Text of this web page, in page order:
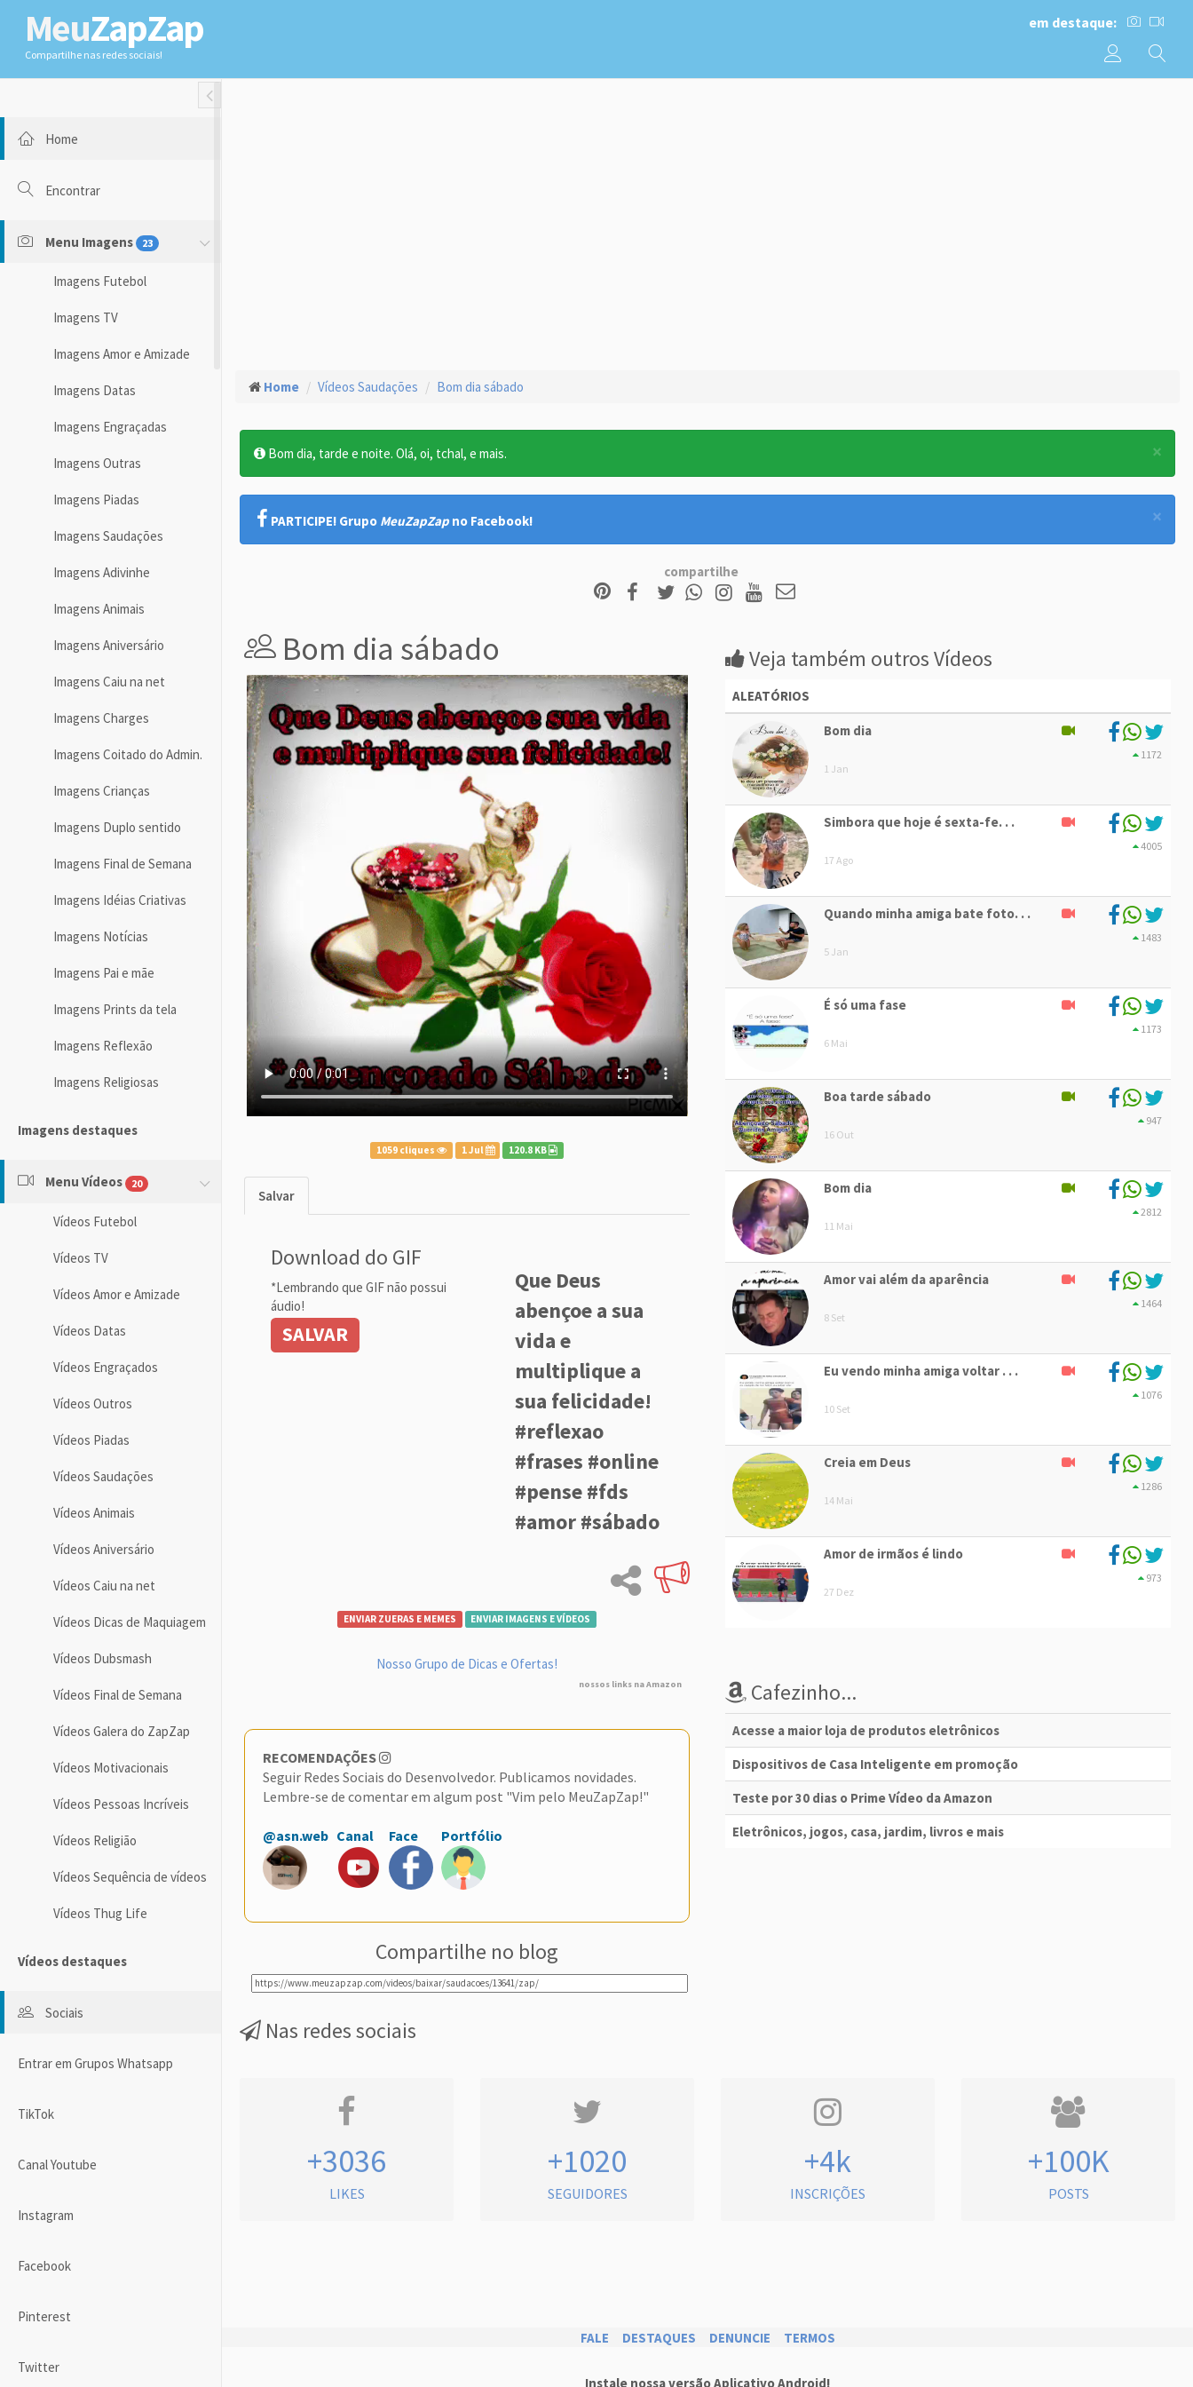
MeuZapZap
Compartilhe nas redes sociais!
em destaque:
Toggle Fullwidth
Home
Encontrar
Menu Imagens 23
Imagens Futebol
Imagens TV
Imagens Amor e Amizade
Imagens Datas
Imagens Engraçadas
Imagens Outras
Imagens Piadas
Imagens Saudações
Imagens Adivinhe
Imagens Animais
Imagens Aniversário
Imagens Caiu na net
Imagens Charges
Imagens Coitado do Admin.
Imagens Crianças
Imagens Duplo sentido
Imagens Final de Semana
Imagens Idéias Criativas
Imagens Notícias
Imagens Pai e mãe
Imagens Prints da tela
Imagens Reflexão
Imagens Religiosas
Imagens destaques
Menu Vídeos 20
Vídeos Futebol
Vídeos TV
Vídeos Amor e Amizade
Vídeos Datas
Vídeos Engraçados
Vídeos Outros
Vídeos Piadas
Vídeos Saudações
Vídeos Animais
Vídeos Aniversário
Vídeos Caiu na net
Vídeos Dicas de Maquiagem
Vídeos Dubsmash
Vídeos Final de Semana
Vídeos Galera do ZapZap
Vídeos Motivacionais
Vídeos Pessoas Incríveis
Vídeos Religião
Vídeos Sequência de vídeos
Vídeos Thug Life
Vídeos destaques
Sociais
Entrar em Grupos Whatsapp
TikTok
Canal Youtube
Instagram
Facebook
Pinterest
Twitter
Home Vídeos Saudações Bom dia sábado
×
Bom dia, tarde e noite. Olá, oi, tchal, e mais.
×
PARTICIPE! Grupo MeuZapZap no Facebook!
compartilhe
Bom dia sábado
1059 cliques 1 Jul 120.8 KB
Salvar
Download do GIF
*Lembrando que GIF não possui
áudio!
SALVAR
Que Deus
abençoe a sua
vida e
multiplique a
sua felicidade!
#reflexao
#frases #online
#pense #fds
#amor #sábado
ENVIAR ZUERAS E MEMES ENVIAR IMAGENS E VÍDEOS
Nosso Grupo de Dicas e Ofertas!
nossos links na Amazon
RECOMENDAÇÕES
Seguir Redes Sociais do Desenvolvedor. Publicamos novidades.
Lembre-se de comentar em algum post "Vim pelo MeuZapZap!"
@asn.web Canal Face Portfólio
Compartilhe no blog
Veja também outros Vídeos
ALEATÓRIOS
Bom dia
1 Jan
1172
Simbora que hoje é sexta-fe. . .
17 Ago
4005
Quando minha amiga bate foto. . .
5 Jan
1483
É só uma fase
6 Mai
1173
Boa tarde sábado
16 Out
947
Bom dia
11 Mai
2812
Amor vai além da aparência
8 Set
1464
Eu vendo minha amiga voltar . . .
10 Set
1076
Creia em Deus
14 Mai
1286
Amor de irmãos é lindo
27 Dez
973
Cafezinho...
Acesse a maior loja de produtos eletrônicos
Dispositivos de Casa Inteligente em promoção
Teste por 30 dias o Prime Vídeo da Amazon
Eletrônicos, jogos, casa, jardim, livros e mais
Nas redes sociais
+3036
LIKES
+1020
SEGUIDORES
+4k
INSCRIÇÕES
+100K
POSTS
FALE DESTAQUES DENUNCIE TERMOS
Instale nossa versão Aplicativo Android!